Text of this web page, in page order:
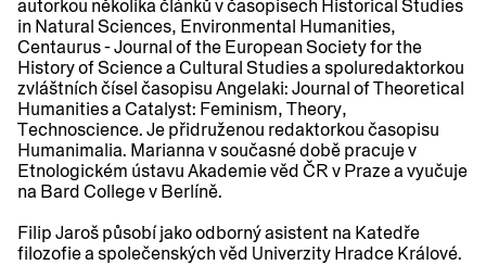
autorkou několika článků v časopisech Historical Studies
in Natural Sciences, Environmental Humanities,
Centaurus - Journal of the European Society for the
History of Science a Cultural Studies a spoluredaktorkou
zvláštních čísel časopisu Angelaki: Journal of Theoretical
Humanities a Catalyst: Feminism, Theory,
Technoscience. Je přidruženou redaktorkou časopisu
Humanimalia. Marianna v současné době pracuje v
Etnologickém ústavu Akademie věd ČR v Praze a vyučuje
na Bard College v Berlíně.
Filip Jaroš působí jako odborný asistent na Katedře
filozofie a společenských věd Univerzity Hradce Králové.